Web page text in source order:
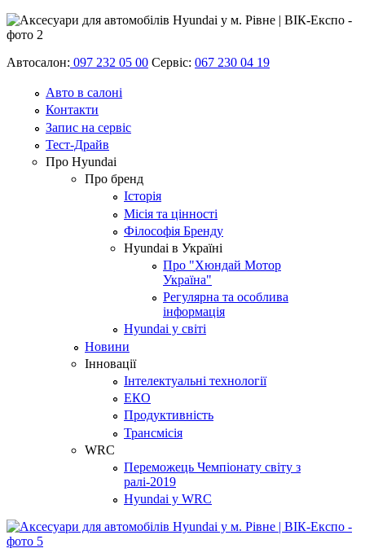
Автосалон: 097 232 05 00 Сервіс: 067 230 04 19
Авто в салоні
Контакти
Запис на сервіс
Тест-Драйв
Про Hyundai
Про бренд
Історія
Місія та цінності
Філософія Бренду
Hyundai в Україні
Про "Хюндай Мотор
Україна"
Регулярна та особлива
інформація
Hyundai у світі
Новини
Інновації
Інтелектуальні технології
ЕКО
Продуктивність
Трансмісія
WRC
Переможець Чемпіонату світу з
ралі-2019
Hyundai у WRC